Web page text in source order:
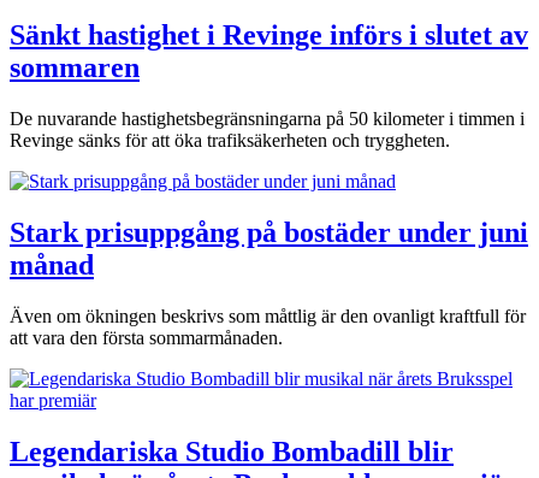
Sänkt hastighet i Revinge införs i slutet av
sommaren
De nuvarande hastighetsbegränsningarna på 50 kilometer i timmen i
Revinge sänks för att öka trafiksäkerheten och tryggheten.
Stark prisuppgång på bostäder under juni
månad
Även om ökningen beskrivs som måttlig är den ovanligt kraftfull för
att vara den första sommarmånaden.
Legendariska Studio Bombadill blir